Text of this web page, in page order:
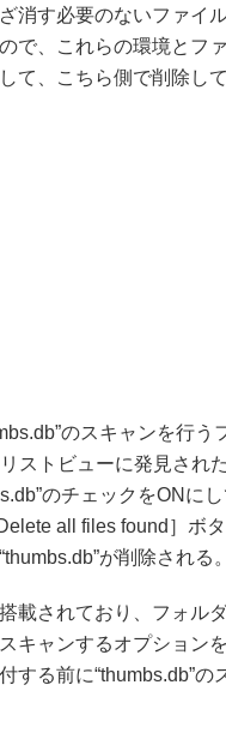
消す必要のないファイ
で、これらの環境とフ
て、こちら側で削除し
のスキャンを行う
ストビューに発見され
のチェックをONに
all files found］ボ
が削除される。
載されており、フォル
キャンするオプション
する前に“thumbs.db”